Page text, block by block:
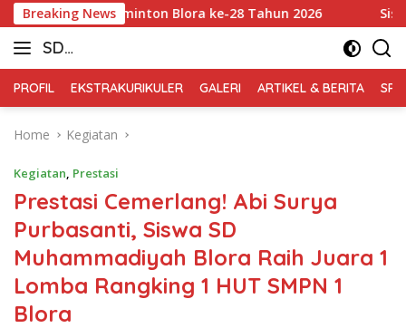
Skip
to
content
Breaking News
Badminton Blora ke-28 Tahun 2026 Siswa-
SD
Muhammadiyah
Blora
PROFIL EKSTRAKURIKULER GALERI ARTIKEL & BERITA
Home Kegiatan
Kegiatan, Prestasi
Prestasi Cemerlang! Abi Surya
Purbasanti, Siswa SD
Muhammadiyah Blora Raih Juara 1
Lomba Rangking 1 HUT SMPN 1
Blora